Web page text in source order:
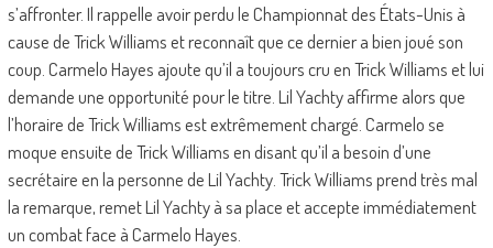
s’affronter. Il rappelle avoir perdu le Championnat des États-Unis à
cause de Trick Williams et reconnaît que ce dernier a bien joué son
coup. Carmelo Hayes ajoute qu’il a toujours cru en Trick Williams et lui
demande une opportunité pour le titre. Lil Yachty affirme alors que
l’horaire de Trick Williams est extrêmement chargé. Carmelo se
moque ensuite de Trick Williams en disant qu’il a besoin d’une
secrétaire en la personne de Lil Yachty. Trick Williams prend très mal
la remarque, remet Lil Yachty à sa place et accepte immédiatement
un combat face à Carmelo Hayes.